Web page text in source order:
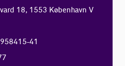
18, 1553 København V
41